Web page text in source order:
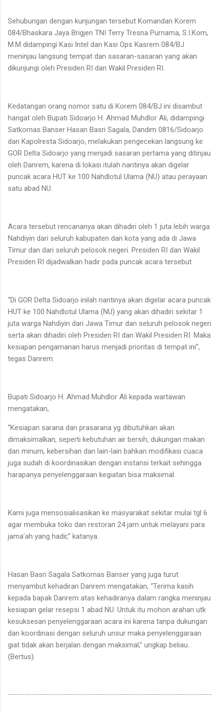
Sehubungan dengan kunjungan tersebut Komandan Korem
084/Bhaskara Jaya Brigjen TNI Terry Tresna Purnama, S.I.Kom,
M.M didampingi Kasi Intel dan Kasi Ops Kasrem 084/BJ
meninjau langsung tempat dan sasaran-sasaran yang akan
dikunjungi oleh Presiden RI dan Wakil Presiden RI.
Kedatangan orang nomor satu di Korem 084/BJ ini disambut
hangat oleh Bupati Sidoarjo H. Ahmad Muhdlor Ali, didampingi
Satkornas Banser Hasan Basri Sagala, Dandim 0816/Sidoarjo
dan Kapolresta Sidoarjo, melakukan pengecekan langsung ke
GOR Delta Sidoarjo yang menjadi sasaran pertama yang ditinjau
oleh Danrem, karena di lokasi itulah nantinya akan digelar
puncak acara HUT ke 100 Nahdlotul Ulama (NU) atau perayaan
satu abad NU.
Acara tersebut rencananya akan dihadiri oleh 1 juta lebih warga
Nahdiyin dari seluruh kabupaten dan kota yang ada di Jawa
Timur dan dari seluruh pelosok negeri. Presiden RI dan Wakil
Presiden RI dijadwalkan hadir pada puncak acara tersebut.
“Di GOR Delta Sidoarjo inilah nantinya akan digelar acara puncak
HUT ke 100 Nahdlotul Ulama (NU) yang akan dihadiri sekitar 1
juta warga Nahdiyin dari Jawa Timur dan seluruh pelosok negeri
serta akan dihadiri oleh Presiden RI dan Wakil Presiden RI. Maka
kesiapan pengamanan harus menjadi prioritas di tempat ini”,
tegas Danrem.
Bupati Sidoarjo H. Ahmad Muhdlor Ali kepada wartawan
mengatakan,
“Kesiapan sarana dan prasarana yg dibutuhkan akan
dimaksimalkan, seperti kebutuhan air bersih, dukungan makan
dan minum, kebersihan dan lain-lain bahkan modifikasi cuaca
juga sudah di koordinasikan dengan instansi terkait sehingga
harapanya penyelenggaraan kegiatan bisa maksimal.
Kami juga mensosialisasikan ke masyarakat sekitar mulai tgl 6
agar membuka toko dan restoran 24 jam untuk melayani para
jama’ah yang hadir,” katanya.
Hasan Basri Sagala Satkornas Banser yang juga turut
menyambut kehadiran Danrem mengatakan, “Terima kasih
kepada bapak Danrem atas kehadiranya dalam rangka meninjau
kesiapan gelar resepsi 1 abad NU. Untuk itu mohon arahan utk
kesuksesan penyelenggaraan acara ini karena tanpa dukungan
dan koordinasi dengan seluruh unsur maka penyelenggaraan
giat tidak akan berjalan dengan maksimal,” ungkap beliau.
(Bertus).